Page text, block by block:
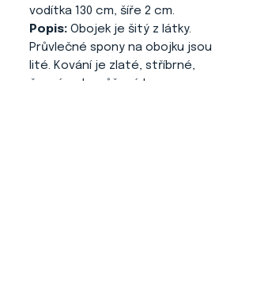
vodítka 130 cm, šíře 2 cm.
Popis: Obojek je šitý z látky.
Průvlečné spony na obojku jsou
lité. Kování je zlaté, stříbrné,
černé nebo růžové barvy.